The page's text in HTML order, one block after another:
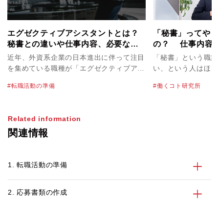
エグゼクティブアシスタントとは？
秘書との違いや仕事内容、必要なス
キルについて解説！
近年、外資系企業の日本進出に伴って注目
を集めている職種が「エグゼクティブアシ
す。秘書に近い役割を持つエグゼクティブ
や就職方法はあまり知られていません。
そこで今回はエグゼクティブアシスタント
クティブアシスタントになるための方法も
転職活動の準備
「秘書」ってや
の？ 仕事内容
秘書に聞いてみた
「秘書」という職
い、という人はほ
のかは、あまり知
問に、現役の秘書
働くコト研究所
Related information
関連情報
1. 転職活動の準備
2. 応募書類の作成